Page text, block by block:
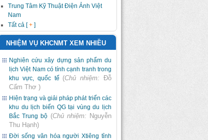
Trung Tâm Kỹ Thuật Điện Ảnh Việt
Nam
Tất cả [+ ]
NHIỆM VỤ KHCNMT XEM NHIỀU
Nghiên cứu xây dựng sản phẩm du
lịch Việt Nam có tính cạnh tranh trong
khu vực, quốc tế (Chủ nhiệm:
Đỗ
Cẩm Thơ )
Hiện trạng và giải pháp phát triển các
khu du lịch biển QG tại vùng du lịch
Bắc Trung bộ (Chủ nhiệm: Nguyễn
Thu Hạnh)
Đời sống văn hóa người Xtiêng tỉnh